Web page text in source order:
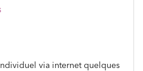
via internet quelques